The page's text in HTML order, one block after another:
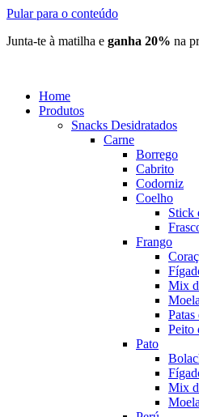
Pular para o conteúdo
Junta-te à matilha e ganha 20% na
Home
Produtos
Snacks Desidratados
Carne
Borrego
Cabrito
Codorniz
Coelho
Stick
Frango
Mix
Peito
Pato
Mix